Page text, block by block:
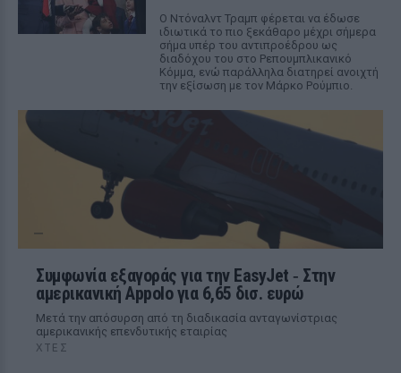
Ο Ντόναλντ Τραμπ φέρεται να έδωσε
ιδιωτικά το πιο ξεκάθαρο μέχρι σήμερα
σήμα υπέρ του αντιπροέδρου ως
διαδόχου του στο Ρεπουμπλικανικό
Κόμμα, ενώ παράλληλα διατηρεί ανοιχτή
την εξίσωση με τον Μάρκο Ρούμπιο.
Συμφωνία εξαγοράς για την EasyJet ‑ Στην
αμερικανική Appolo για 6,65 δισ. ευρώ
Μετά την απόσυρση από τη διαδικασία ανταγωνίστριας
αμερικανικής επενδυτικής εταιρίας
ΧΤΕΣ